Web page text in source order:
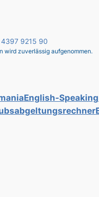
9215 90
wird zuverlässig aufgenommen.
English-